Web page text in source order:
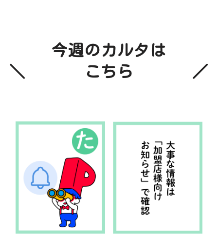
今週のカルタは
こちら